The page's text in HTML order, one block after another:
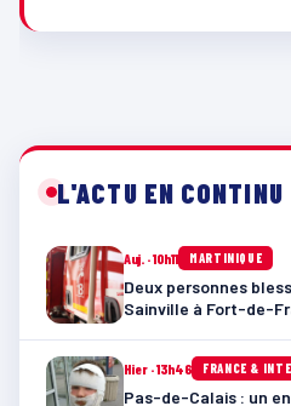
L'ACTU EN CONTINU
Auj. · 10h11 MARTINIQUE
Deux personnes
Sainville à Fort-de-
Hier · 13h46 FRANCE &
Pas-de-Calais : un